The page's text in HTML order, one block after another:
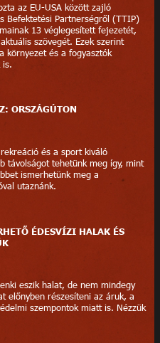
az EU-USA között zajló
Befektetési Partnerségről (TTIP)
13 véglegesített fejezetét,
szövegét. Ezek szerint
környezet és a fogyasztók
is.
ORSZÁGÚTON
és a sport kiváló
távolságot tehetünk meg így, mint
ismerhetünk meg a
utaznánk.
ÉDESVÍZI HALAK ÉS
eszik halat, de nem mindegy
előnyben részesíteni az áruk, a
szempontok miatt is. Nézzük